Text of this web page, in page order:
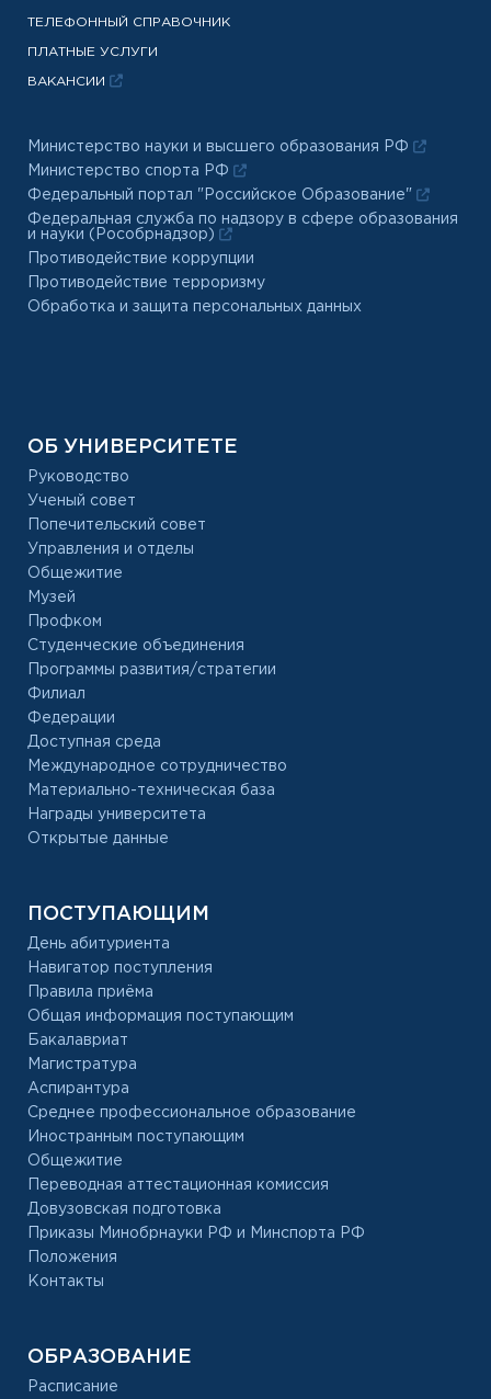
ТЕЛЕФОННЫЙ СПРАВОЧНИК
ПЛАТНЫЕ УСЛУГИ
ВАКАНСИИ
Министерство науки и высшего образования РФ
Министерство спорта РФ
Федеральный портал "Российское Образование"
Федеральная служба по надзору в сфере образования
и науки (Рособрнадзор)
Противодействие коррупции
Противодействие терроризму
Обработка и защита персональных данных
ОБ УНИВЕРСИТЕТЕ
Руководство
Ученый совет
Попечительский совет
Управления и отделы
Общежитие
Музей
Профком
Студенческие объединения
Программы развития/стратегии
Филиал
Федерации
Доступная среда
Международное сотрудничество
Материально-техническая база
Награды университета
Открытые данные
ПОСТУПАЮЩИМ
День абитуриента
Навигатор поступления
Правила приёма
Общая информация поступающим
Бакалавриат
Магистратура
Аспирантура
Среднее профессиональное образование
Иностранным поступающим
Общежитие
Переводная аттестационная комиссия
Довузовская подготовка
Приказы Минобрнауки РФ и Минспорта РФ
Положения
Контакты
ОБРАЗОВАНИЕ
Расписание